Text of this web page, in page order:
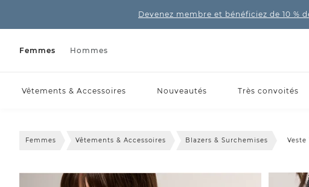
Devenez membre et bénéficiez de 10 %
Femmes Hommes
Vêtements & Accessoires Nouveautés Très convoités
Femmes Vêtements & Accessoires Blazers & Surchemises Veste